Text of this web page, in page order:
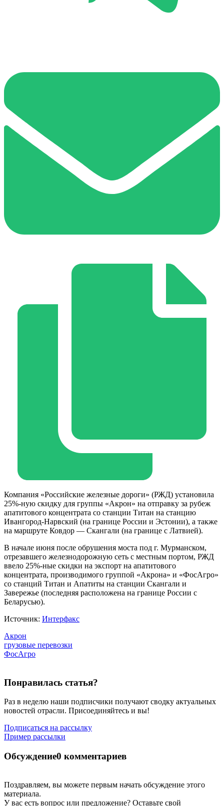
Компания «Российские железные дороги» (РЖД) установила
25%-ную скидку для группы «Акрон» на отправку за рубеж
апатитового концентрата со станции Титан на станцию
Ивангород-Нарвский (на границе России и Эстонии), а также
на маршруте Ковдор — Скангали (на границе с Латвией).
В начале июня после обрушения моста под г. Мурманском,
отрезавшего железнодорожную сеть с местным портом, РЖД
ввело 25%-ные скидки на экспорт на апатитового
концентрата, производимого группой «Акрона» и «ФосАгро»
со станций Титан и Апатиты на станции Скангали и
Завережье (последняя расположена на границе России с
Беларусью).
Источник: Интерфакс
Акрон
грузовые перевозки
ФосАгро
Понравилась статья?
Раз в неделю наши подписчики получают сводку актуальных
новостей отрасли. Присоединяйтесь и вы!
Подписаться на рассылку
Пример рассылки
Обсуждение0 комментариев
Поздравляем, вы можете первым начать обсуждение этого
материала.
У вас есть вопрос или предложение? Оставьте свой